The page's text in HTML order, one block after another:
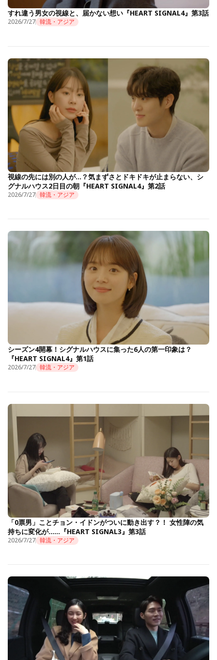
すれ違う男女の視線と、届かない想い『HEART SIGNAL4』第3話
2026/7/27 韓流・アジア
視線の先には別の人が…？気まずさとドキドキが止まらない、シ
グナルハウス2日目の朝『HEART SIGNAL4』第2話
2026/7/27 韓流・アジア
シーズン4開幕！シグナルハウスに集った6人の第一印象は？
『HEART SIGNAL4』第1話
2026/7/27 韓流・アジア
「0票男」ことチョン・イドンがついに動き出す？！ 女性陣の気
持ちに変化が……『HEART SIGNAL3』第3話
2026/7/27 韓流・アジア